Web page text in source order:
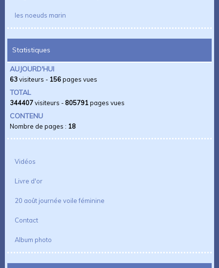
les noeuds marin
Statistiques
AUJOURD'HUI
63visiteurs - 156pages vues
TOTAL
344407visiteurs - 805791pages vues
CONTENU
Nombre de pages : 18
Vidéos
Livre d'or
20 août journée voile féminine
Contact
Album photo